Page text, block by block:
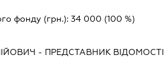
фонду (грн.): 34 000 (100 %)
- ПРЕДСТАВНИК ВІДОМОСТІ